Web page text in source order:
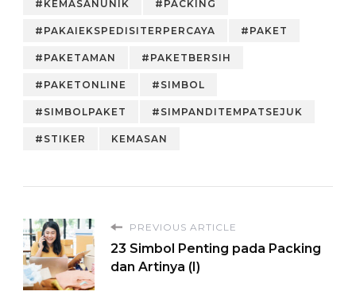
Toko Online-
mu
#KEMASANUNIK #PACKING
#PAKAIEKSPEDISITERPERCAYA #PAKET
#PAKETAMAN #PAKETBERSIH
#PAKETONLINE #SIMBOL
#SIMBOLPAKET #SIMPANDITEMPATSEJUK
#STIKER KEMASAN
PREVIOUS ARTICLE
23 Simbol Penting pada Packing
dan Artinya (I)